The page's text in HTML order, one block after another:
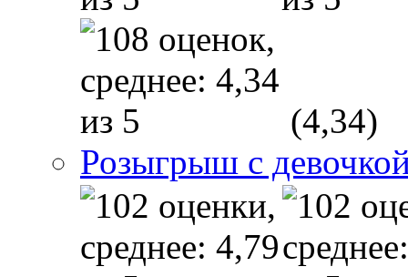
(4,34)
Розыгрыш с